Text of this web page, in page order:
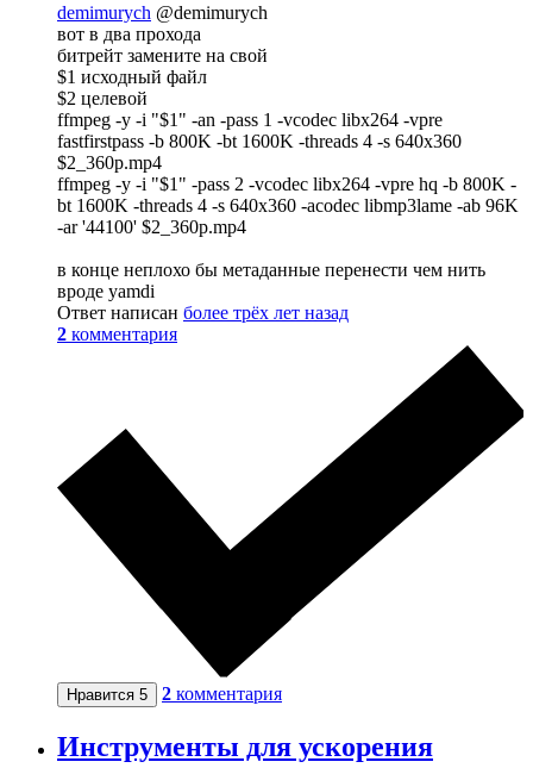
demimurych @demimurych
вот в два прохода
битрейт замените на свой
$1 исходный файл
$2 целевой
ffmpeg -y -i "$1" -an -pass 1 -vcodec libx264 -vpre
fastfirstpass -b 800K -bt 1600K -threads 4 -s 640x360
$2_360p.mp4
ffmpeg -y -i "$1" -pass 2 -vcodec libx264 -vpre hq -b 800K -
bt 1600K -threads 4 -s 640x360 -acodec libmp3lame -ab 96K
-ar '44100' $2_360p.mp4
в конце неплохо бы метаданные перенести чем нить
вроде yamdi
Ответ написан более трёх лет назад
2 комментария
Нравится 5 2 комментария
Инструменты для ускорения